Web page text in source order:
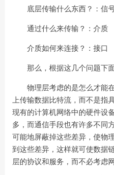
底层传输什么东西？：信
通过什么来传输？：介质
介质如何来连接？：接口
那么，根据这几个问题下
物理层考虑的是怎么才能
上传输数据比特流，而不是指
现有的计算机网络中的硬件设
多，而通信手段也有许多不同
可能地屏蔽掉这些差异，使物
到这些差异，这样就可使数据
层的协议和服务，而不必考虑